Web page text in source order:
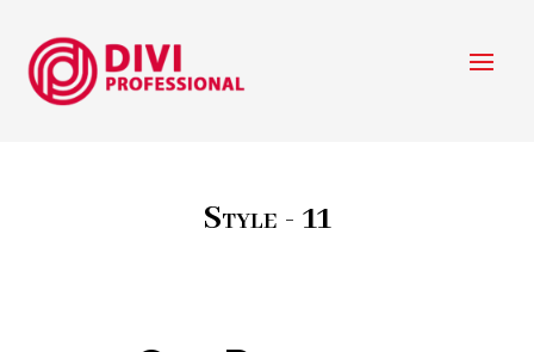
Style - 11